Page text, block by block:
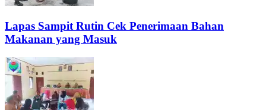
Lapas Sampit Rutin Cek Penerimaan Bahan
Makanan yang Masuk